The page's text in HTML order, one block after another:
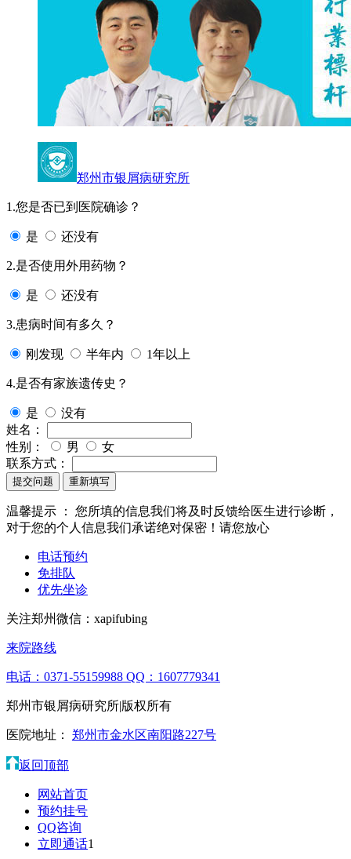
郑州市银屑病研究所
1.您是否已到医院确诊？
是 还没有
2.是否使用外用药物？
是 还没有
3.患病时间有多久？
刚发现 半年内 1年以上
4.是否有家族遗传史？
是
没有
姓名：
性别：
男
女
联系方式：
提交问题 重新填写
温馨提示 ： 您所填的信息我们将及时反馈给医生进行诊断，
对于您的个人信息我们承诺绝对保密！请您放心
电话预约
免排队
优先坐诊
关注郑州微信： xapifubing
来院路线
电话：0371-55159988 QQ：1607779341
郑州市银屑病研究所|版权所有
医院地址： 郑州市金水区南阳路227号
返回顶部
网站首页
预约挂号
QQ咨询
立即通话1